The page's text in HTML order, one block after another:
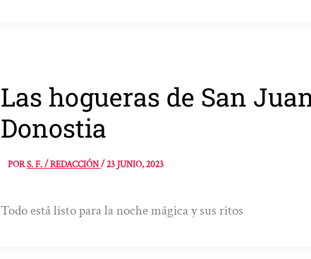
Las hogueras de San
Donostia
PORS. F. / REDACCIÓN/23 JUNIO, 2023
Todo está listo para la noche mágica y sus ritos